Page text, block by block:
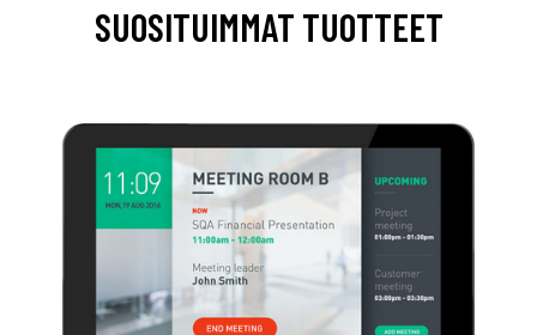
SUOSITUIMMAT TUOTTEET